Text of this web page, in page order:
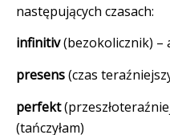
następujących czasach:
infinitiv(bezokolicznik) –
presens(czas
perfekt
(tańczyłam)